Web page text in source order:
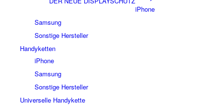
iPhone
Samsung
Sonstige Hersteller
Handyketten
iPhone
Samsung
Sonstige Hersteller
Universelle Handykette